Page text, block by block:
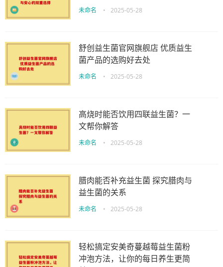
未命名 • 2025-05-28
舒创益生菌官网旗舰店 优质益生
菌产品的选购好去处
未命名 • 2025-05-28
高烧时能否饮用四联益生菌？一
文帮你解答
未命名 • 2025-05-28
腊肉能否补充益生菌 探究腊肉与
益生菌的关系
未命名 • 2025-05-28
轻松搞定安美奇蔓越莓益生菌粉
冲泡方法，让你的每日养生更简